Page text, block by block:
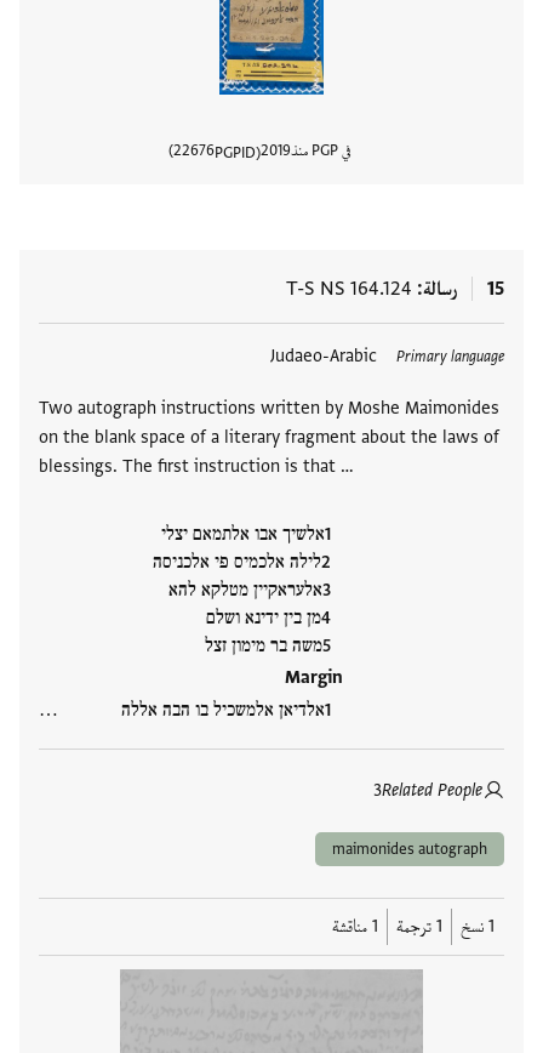
في PGP منذ 2019
PGPID
22676
15 رسالة T-S NS 164.124
Primary language
Judaeo-Arabic
Two autograph instructions written by Moshe Maimonides
on the blank space of a literary fragment about the laws of
blessings. The first instruction is that …
אלשיך אבו אלתמאם יצלי
לילה אלכמיס פי אלכניסה
אלעראקיין מטלקא להא
מן בין ידינא ושלם
משה בר מימון זצל
Margin
אלדיאן אלמשכיל בו הבה אללה …
Related People
3
العلامات
maimonides autograph
1 نسخ 1 ترجمة 1 مناقشة